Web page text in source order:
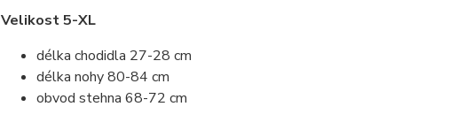
Velikost 5-XL
délka chodidla 27-28 cm
délka nohy 80-84 cm
obvod stehna 68-72 cm